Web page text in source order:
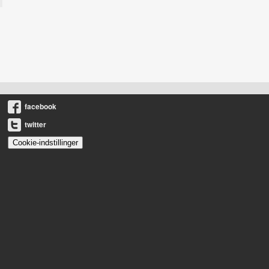
facebook
twitter
Cookie-indstillinger